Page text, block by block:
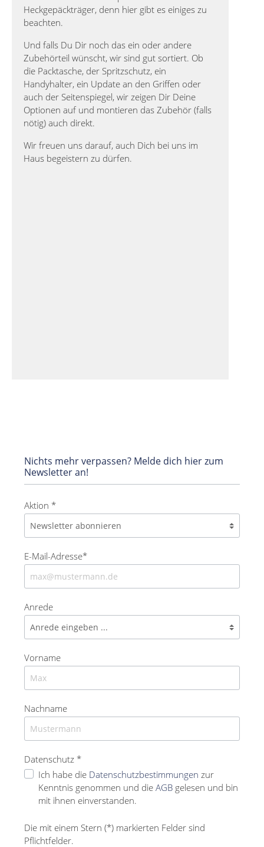
Heckgepäckträger, denn hier gibt es einiges zu
beachten.
Und falls Du Dir noch das ein oder andere
Zubehörteil wünscht, wir sind gut sortiert. Ob
die Packtasche, der Spritzschutz, ein
Handyhalter, ein Update an den Griffen oder
auch der Seitenspiegel, wir zeigen Dir Deine
Optionen auf und montieren das Zubehör (falls
nötig) auch direkt.
Wir freuen uns darauf, auch Dich bei uns im
Haus begeistern zu dürfen.
Nichts mehr verpassen? Melde dich hier zum
Newsletter an!
Aktion *
E-Mail-Adresse*
Anrede
Vorname
Nachname
Datenschutz *
Ich habe die Datenschutzbestimmungen zur
Kenntnis genommen und die AGB gelesen und bin
mit ihnen einverstanden.
Die mit einem Stern (*) markierten Felder sind
Pflichtfelder.